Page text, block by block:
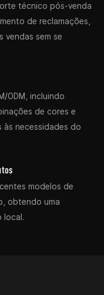
técnico pós-venda
de reclamações,
vendas sem se
ODM, incluindo
de cores e
necessidades do
modelos de
obtendo uma
local.